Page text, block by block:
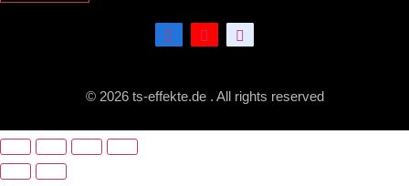
© 2026 ts-effekte.de . All rights reserved